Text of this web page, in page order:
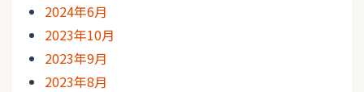
2024年6月
2023年10月
2023年9月
2023年8月